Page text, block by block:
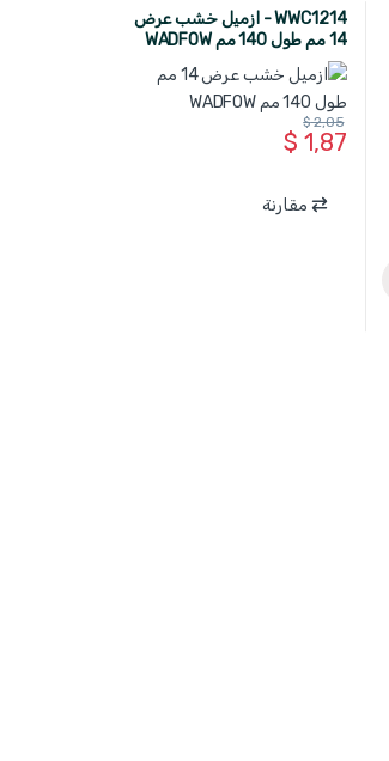
WWC1214 - ازميل خشب عرض
14 مم طول 140 مم WADFOW
$ 1,87
$2,05
مقارنة